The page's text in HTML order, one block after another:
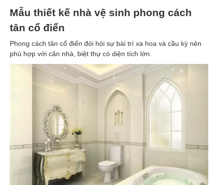
Mẫu thiết kế nhà vệ sinh phong cách
tân cổ điển
Phong cách tân cổ điển đòi hỏi sự bài trí xa hoa và cầu kỳ nên
phù hợp với căn nhà, biệt thự có diện tích lớn.